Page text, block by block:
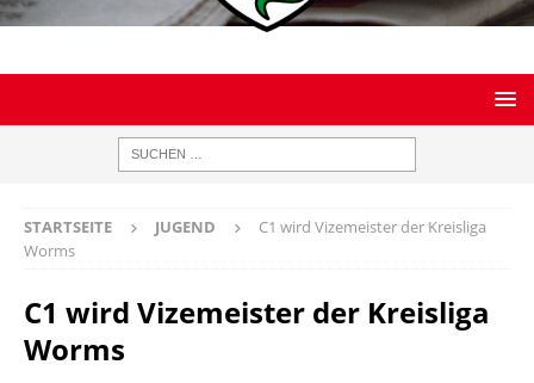
STARTSEITE JUGEND
C1 wird Vizemeister der Kreisliga
Worms
C1 wird Vizemeister der Kreisliga
Worms